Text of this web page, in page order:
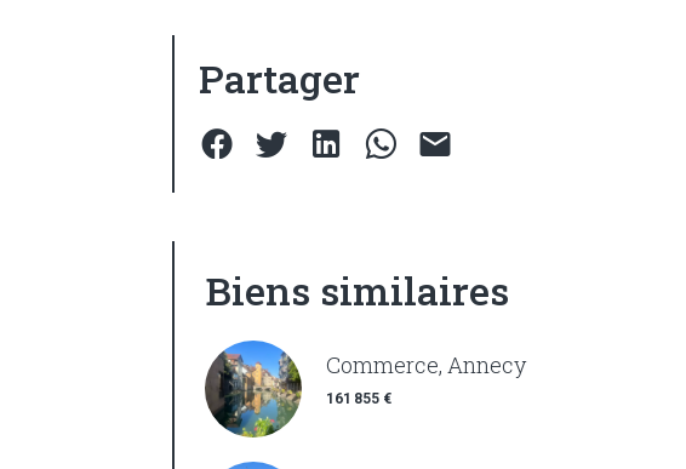
Partager
Biens similaires
Commerce, Annecy
161 855 €